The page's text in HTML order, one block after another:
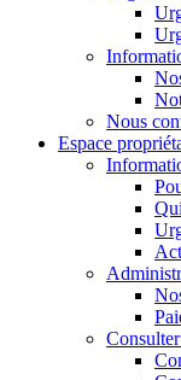
Nous
Espace